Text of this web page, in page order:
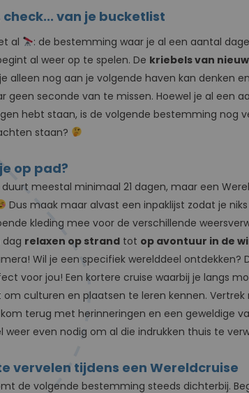
check... van je bucketlist
al
: de bestemming waar je al een aantal
al weer op te spelen. De kriebels van
alleen nog aan je volgende haven kan denken
geen seconde van te missen. Hoewel je al een
hebt staan, is de volgende bestemming nog
staan?
op pad?
duurt meestal minimaal 21 dagen, maar een
Dus maak maar alvast een inpaklijst zodat je
kleding mee voor de verschillende
dag relaxen op strand tot op avontuur in de
Wil je een specifiek werelddeel ontdekken?
voor jou! Een kortere cruise waarbij je langs
culturen en plaatsen te leren kennen. Vertrek
terug met herinneringen en een geweldige
weer even nodig om al die indrukken thuis te
vervelen tijdens een Wereldcruise
de volgende bestemming steeds dichterbij.